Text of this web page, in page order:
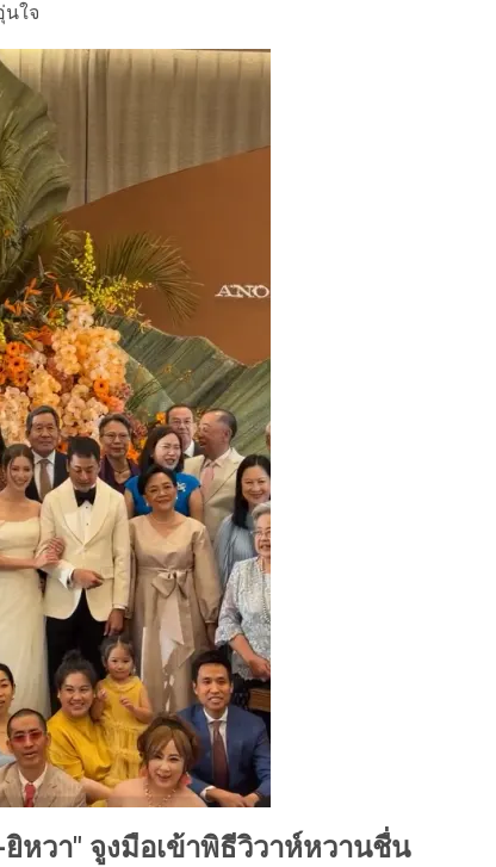
ใจ
หวา" จูงมือเข้าพิธีวิวาห์หวานชื่น